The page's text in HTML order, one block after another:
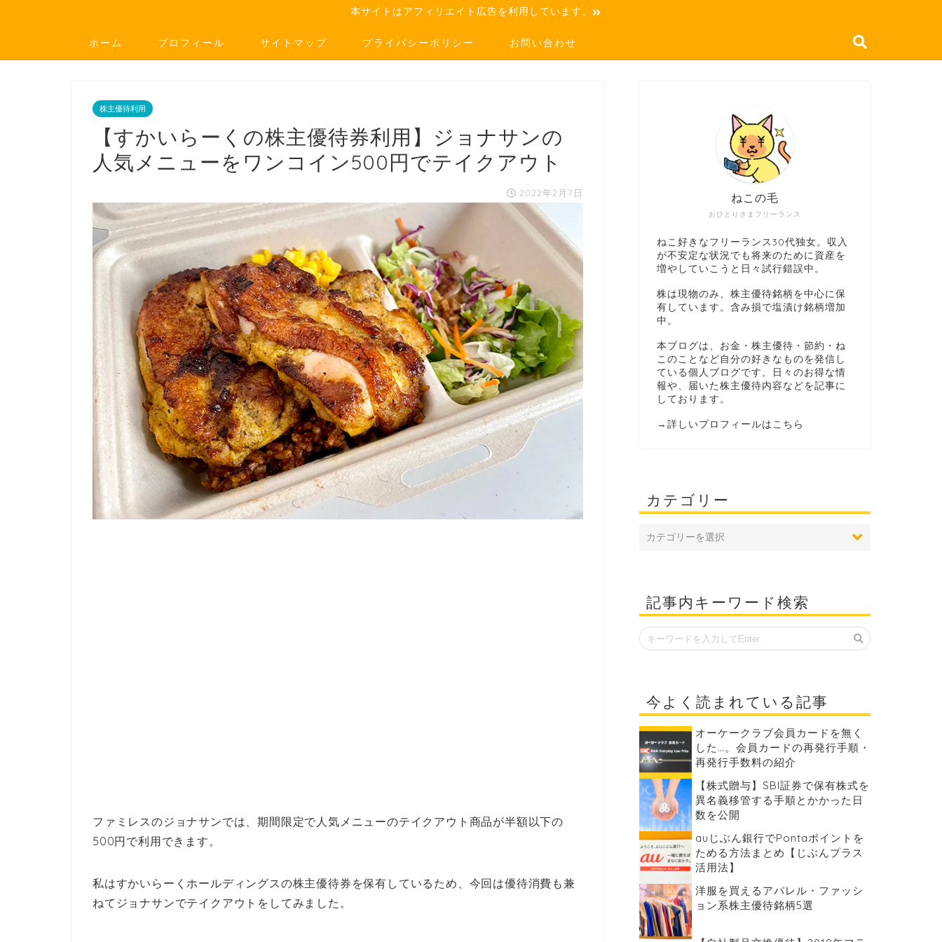
本サイトはアフィリエイト広告を利用しています。
ホーム プロフィール サイトマップ プライバシーポリシー お問い合わせ
株主優待利用
【すかいらーくの株主優待券利用】ジョナサンの
人気メニューをワンコイン500円でテイクアウト
2022年2月7日
ファミレスのジョナサンでは、期間限定で人気メニューのテイクアウト商品が半額以下の
500円で利用できます。
私はすかいらーくホールディングスの株主優待券を保有しているため、今回は優待消費も兼
ねてジョナサンでテイクアウトをしてみました。
おひとりさまフリーランス
ねこの毛
ねこ好きなフリーランス30代独女。収入
が不安定な状況でも将来のために資産を
増やしていこうと日々試行錯誤中。
株は現物のみ、株主優待銘柄を中心に保
有しています。含み損で塩漬け銘柄増加
中。
本ブログは、お金・株主優待・節約・ね
このことなど自分の好きなものを発信し
ている個人ブログです。日々のお得な情
報や、届いた株主優待内容などを記事に
しております。
→ 詳しいプロフィールはこちら
カテゴリー
記事内キーワード検索
今よく読まれている記事
オーケークラブ会員カードを無く
した…。会員カードの再発行手順・
再発行手数料の紹介
【株式贈与】SBI証券で保有株式を
異名義移管する手順とかかった日
数を公開
auじぶん銀行でPontaポイントを
ためる方法まとめ【じぶんプラス
活用法】
洋服を買えるアパレル・ファッシ
ョン系株主優待銘柄5選